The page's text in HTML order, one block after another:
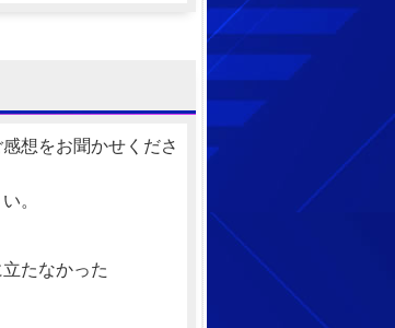
想をお聞かせくださ
。
たなかった